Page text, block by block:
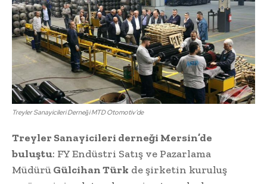
Treyler Sanayicileri Derneği MTD Otomotiv’de
Treyler Sanayicileri derneği Mersin’de
buluştu: FY Endüstri Satış ve Pazarlama
MüdürüGülcihan Türk de şirketin kuruluş